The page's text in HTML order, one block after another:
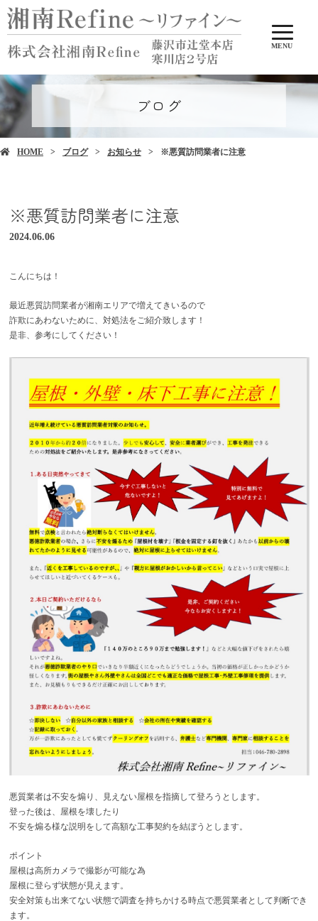
MENU
ブログ
HOME ブログ お知らせ ※悪質訪問業者に注意
※悪質訪問業者に注意
2024.06.06
こんにちは！
最近悪質訪問業者が湘南エリアで増えてきいるので
詐欺にあわないために、対処法をご紹介致します！
是非、参考にしてください！
悪質業者は不安を煽り、見えない屋根を指摘して登ろうとします。
登った後は、屋根を壊したり
不安を煽る様な説明をして高額な工事契約を結ぼうとします。
ポイント
屋根は高所カメラで撮影が可能な為
屋根に登らず状態が見えます。
安全対策も出来てない状態で調査を持ちかける時点で悪質業者として判断でき
ます。